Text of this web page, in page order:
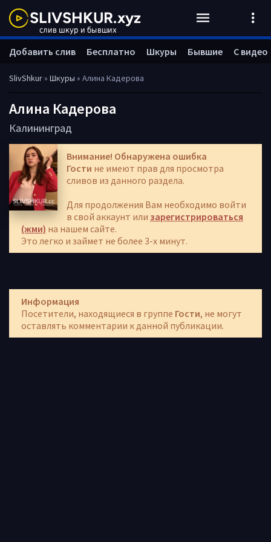
SlivShkur» Шкуры » Алина Кадерова
Алина Кадерова
Калининград
Внимание! Обнаружена ошибка
Гости не имеют прав для просмотра
сливов из данного раздела.
Для продолжения Вам необходимо войти
в свой аккаунт или зарегистрироваться
(жми) на нашем сайте.
Это легко и займет не более 3-х минут.
Информация
Посетители, находящиеся в группе Гости, не могут
оставлять комментарии к данной публикации.
Добавить слив Бесплатно Шкуры Бывшие С видео